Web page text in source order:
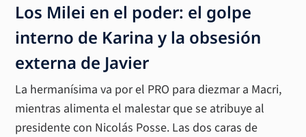
Los Milei en el poder: el golpe
interno de Karina y la obsesión
externa de Javier
La hermanísima va por el PRO para diezmar a Macri,
mientras alimenta el malestar que se atribuye al
presidente con Nicolás Posse. Las dos caras de